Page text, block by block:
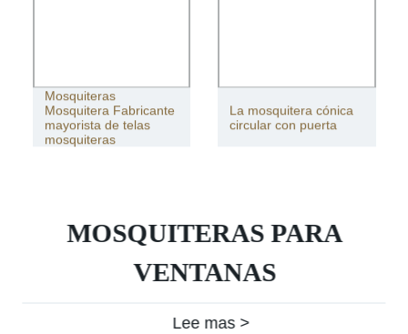
Mosquiteras
Mosquitera Fabricante
mayorista de telas
mosquiteras
La mosquitera cónica
circular con puerta
MOSQUITERAS PARA
VENTANAS
Lee mas >